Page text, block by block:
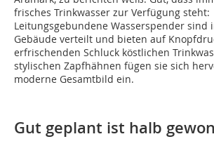
frisches Trinkwasser zur Verfügung steht:
Leitungsgebundene Wasserspender sind
Gebäude verteilt und bieten auf
erfrischenden Schluck köstlichen
stylischen Zapfhähnen fügen sie sich
moderne Gesamtbild ein.
Gut geplant ist halb